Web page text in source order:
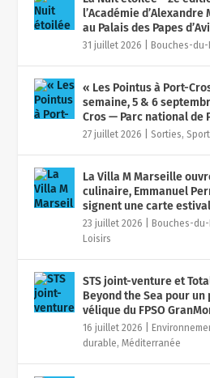
l’Académie
au Palais des Papes
31 juillet 2026 Bouches-du-
« Les Pointus à Port-
semaine, 5 & 6
Cros — Parc national de
27 juillet 2026 |Sorties,
La Villa M Marseille
culinaire, Emmanuel
signent une carte
23 juillet 2026 Bouches-
Loisirs
STS joint-venture et
Beyond the Sea pour
vélique du FPSO
16 juillet 2026
durable,Méditerranée